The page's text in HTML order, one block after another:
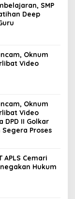
SMP
Deep
Oknum
Video
Oknum
Video
DPD II Golkar
Proses
APLS Cemari
Hukum